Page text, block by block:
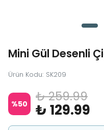
Mini Gül Desenli
Ürün Kodu: SK209
%50 ₺ 259.99
₺ 129.99